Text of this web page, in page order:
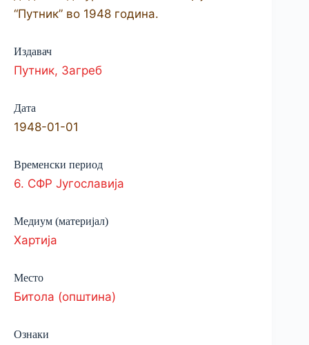
“Путник” во 1948 година.
Издавач
Путник, Загреб
Дата
1948-01-01
Временски период
6. СФР Југославија
Медиум (материјал)
Хартија
Место
Битола (општина)
Ознаки